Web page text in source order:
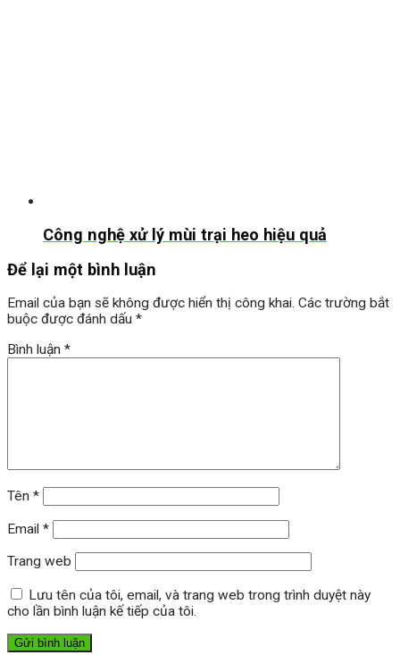
Công nghệ xử lý mùi trại heo hiệu quả
Để lại một bình luận
Email của bạn sẽ không được hiển thị công khai. Các trường bắt
buộc được đánh dấu *
Bình luận *
Tên *
Email *
Trang web
Lưu tên của tôi, email, và trang web trong trình duyệt này
cho lần bình luận kế tiếp của tôi.